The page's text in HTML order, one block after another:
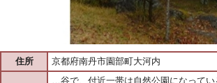
住所 京都府南丹市園部町大河内
…谷で、付近一帯は自然公園になってい